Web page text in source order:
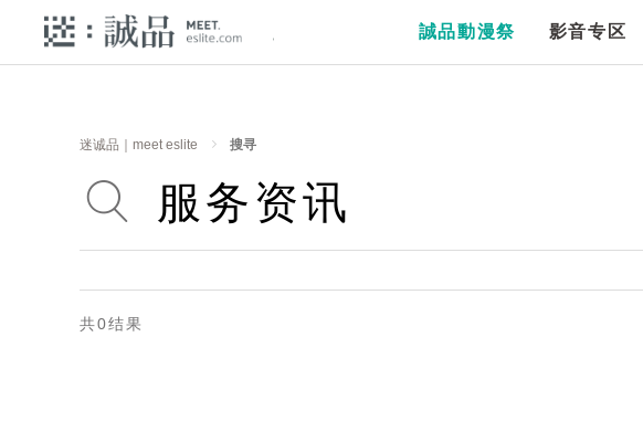
誠品動漫祭 影音专区
迷诚品｜meet eslite 搜寻
共0结果